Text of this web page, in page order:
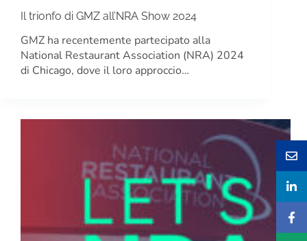
Il trionfo di GMZ all’NRA Show 2024
GMZ ha recentemente partecipato alla
National Restaurant Association (NRA) 2024
di Chicago, dove il loro approccio…